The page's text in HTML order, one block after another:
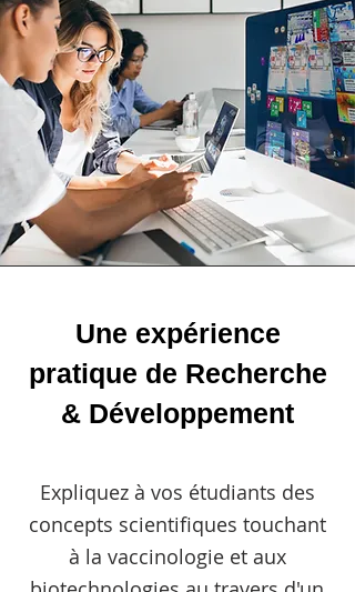
Une expérience
pratique de Recherche
& Développement
Expliquez à vos étudiants des
concepts scientifiques touchant
à la vaccinologie et aux